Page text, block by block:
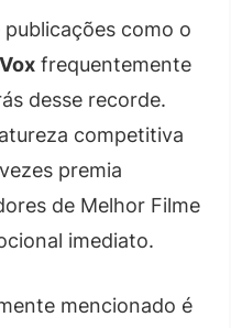
como o
Vox frequentemente
desse recorde.
competitiva
premia
de Melhor Filme
imediato.
mencionado é